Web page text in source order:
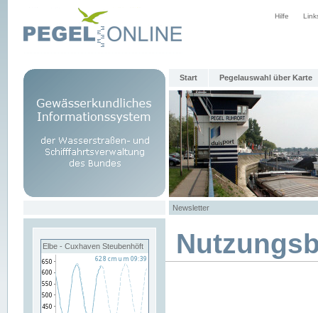
Hilfe
Start Pegelauswahl über Karte
Newsletter
Elbe - Cuxhaven Steubenhöft